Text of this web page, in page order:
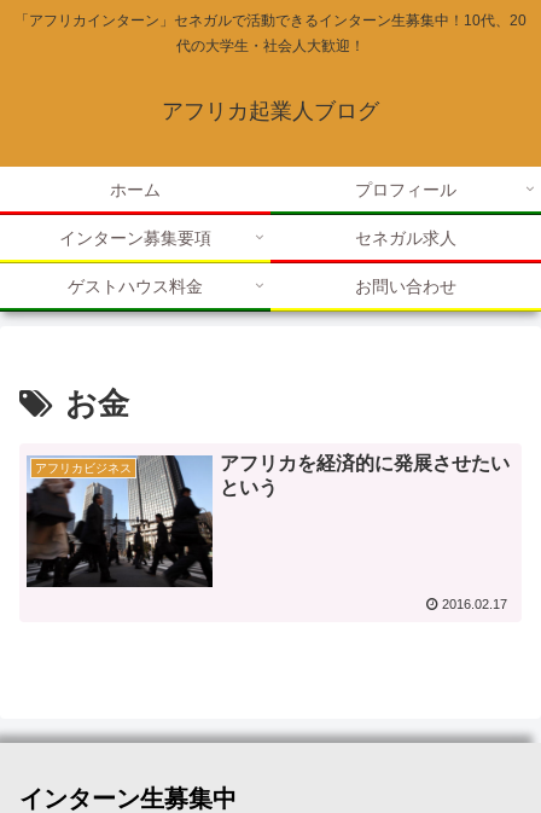
「アフリカインターン」セネガルで活動できるインターン生募集中！10代、20
代の大学生・社会人大歓迎！
アフリカ起業人ブログ
ホーム プロフィール
インターン募集要項 セネガル求人
ゲストハウス料金 お問い合わせ
お金
アフリカビジネス
アフリカを経済的に発展させたい
という
2016.02.17
インターン生募集中